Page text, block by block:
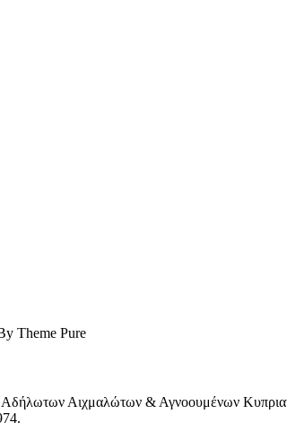
Theme Pure
Αιχμαλώτων & Αγνοουμένων